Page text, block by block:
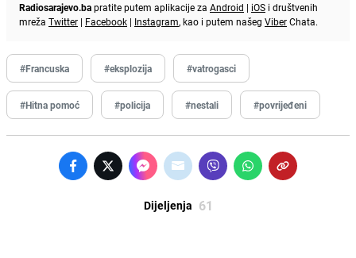
Radiosarajevo.bapratite putem aplikacije za Android | iOS i društvenih
mreža Twitter | Facebook | Instagram, kao i putem našeg ViberChata.
#Francuska #eksplozija #vatrogasci
#Hitna pomoć #policija #nestali #povrijeđeni
Dijeljenja 61